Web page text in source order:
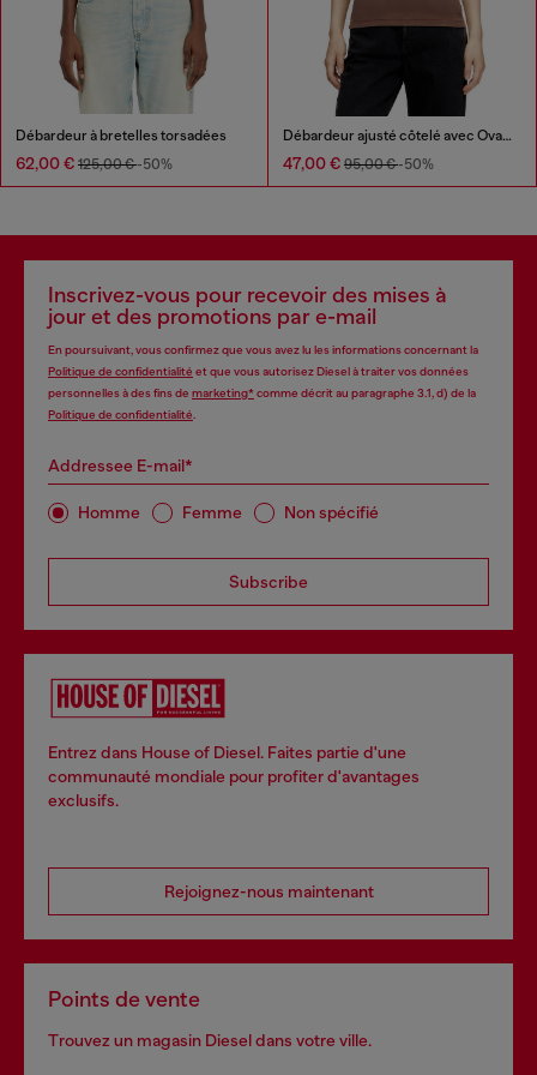
Débardeur à bretelles torsadées
62,00 € 125,00 €-50%
Débardeur ajusté côtelé avec Ovale D métallique
47,00 € 95,00 €-50%
Inscrivez-vous pour recevoir des mises à
jour et des promotions par e-mail
En poursuivant, vous confirmez que vous avez lu les informations concernant la
Politique de confidentialité et que vous autorisez Diesel à traiter vos données
personnelles à des fins de marketing*comme décrit au paragraphe 3.1, d) de la
Politique de confidentialité
Addressee E-mail*
Homme Femme Non spécifié
Subscribe
Entrez dans House of Diesel. Faites partie d'une
communauté mondiale pour profiter d'avantages
exclusifs.
Rejoignez-nous maintenant
Points de vente
Trouvez un magasin Diesel dans votre ville.